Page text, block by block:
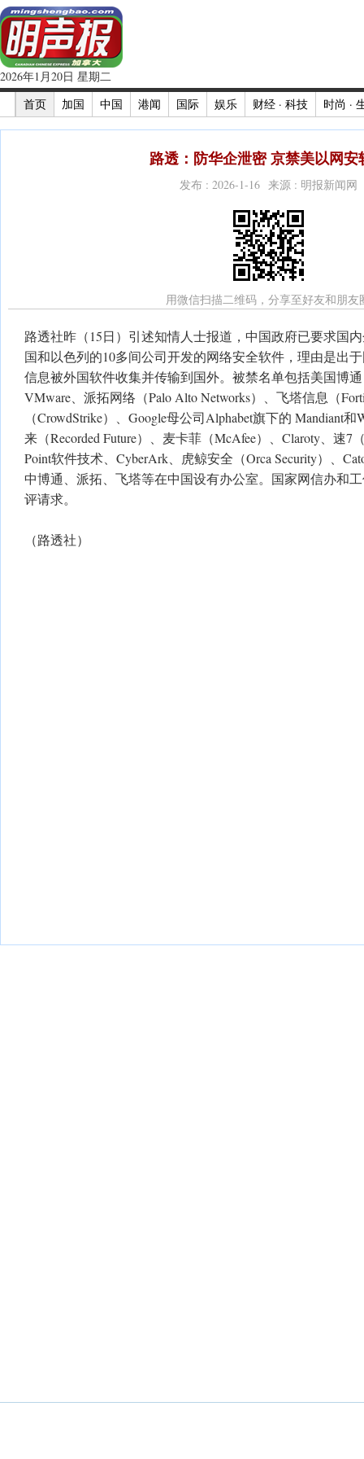
2026年1月20日 星期二
首页
加国 中国 港闻 国际 娱乐 财经 · 科技 时尚 ·
路透：防华企泄密 京禁美以网安
发布 : 2026-1-16 来源 : 明报新闻网
用微信扫描二维码，分享至好友和朋友
路透社昨（15日）引述知情人士报道，中国政府已要求国
国和以色列的10多间公司开发的网络安全软件，理由是出
信息被外国软件收集并传输到国外。被禁名单包括美国博通
VMware、派拓网络（Palo Alto Networks）、飞塔信息（
（CrowdStrike）、Google母公司Alphabet旗下的 Mandiant
来（Recorded Future）、麦卡菲（McAfee）、Claroty、速7
Point软件技术、CyberArk、虎鲸安全（Orca Security）、
中博通、派拓、飞塔等在中国设有办公室。国家网信办和
评请求。
（路透社）